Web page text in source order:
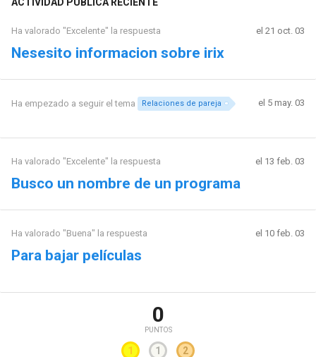
Ha valorado "Excelente" la respuesta el 21 oct. 03
Nesesito informacion sobre irix
Ha empezado a seguir el tema Relaciones de pareja el 5 may. 03
Ha valorado "Excelente" la respuesta el 13 feb. 03
Busco un nombre de un programa
Ha valorado "Buena" la respuesta el 10 feb. 03
Para bajar películas
0
PUNTOS
1 1 2